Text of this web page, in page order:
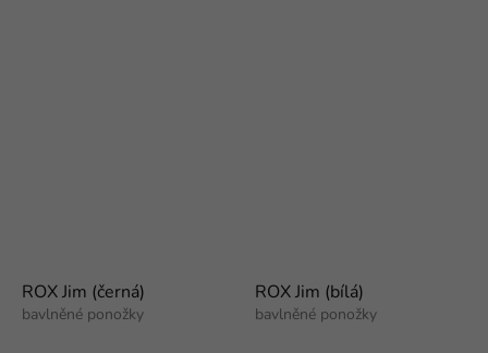
ROX Jim (černá)
bavlněné ponožky
ROX Jim (bílá)
bavlněné ponožky